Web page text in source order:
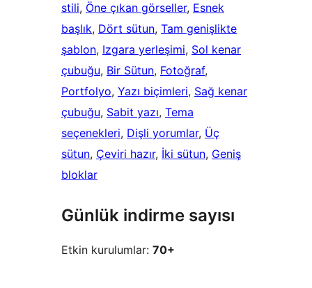
stili, Öne çıkan görseller, Esnek
başlık, Dört sütun, Tam genişlikte
şablon, Izgara yerleşimi, Sol kenar
çubuğu, Bir Sütun, Fotoğraf
Portfolyo, Yazı biçimleri, Sağ kenar
çubuğu, Sabit yazı, Tema
seçenekleri, Dişli yorumlar, Üç
sütun, Çeviri hazır, İki sütun, Geniş
bloklar
Günlük indirme sayısı
Etkin kurulumlar: 70+